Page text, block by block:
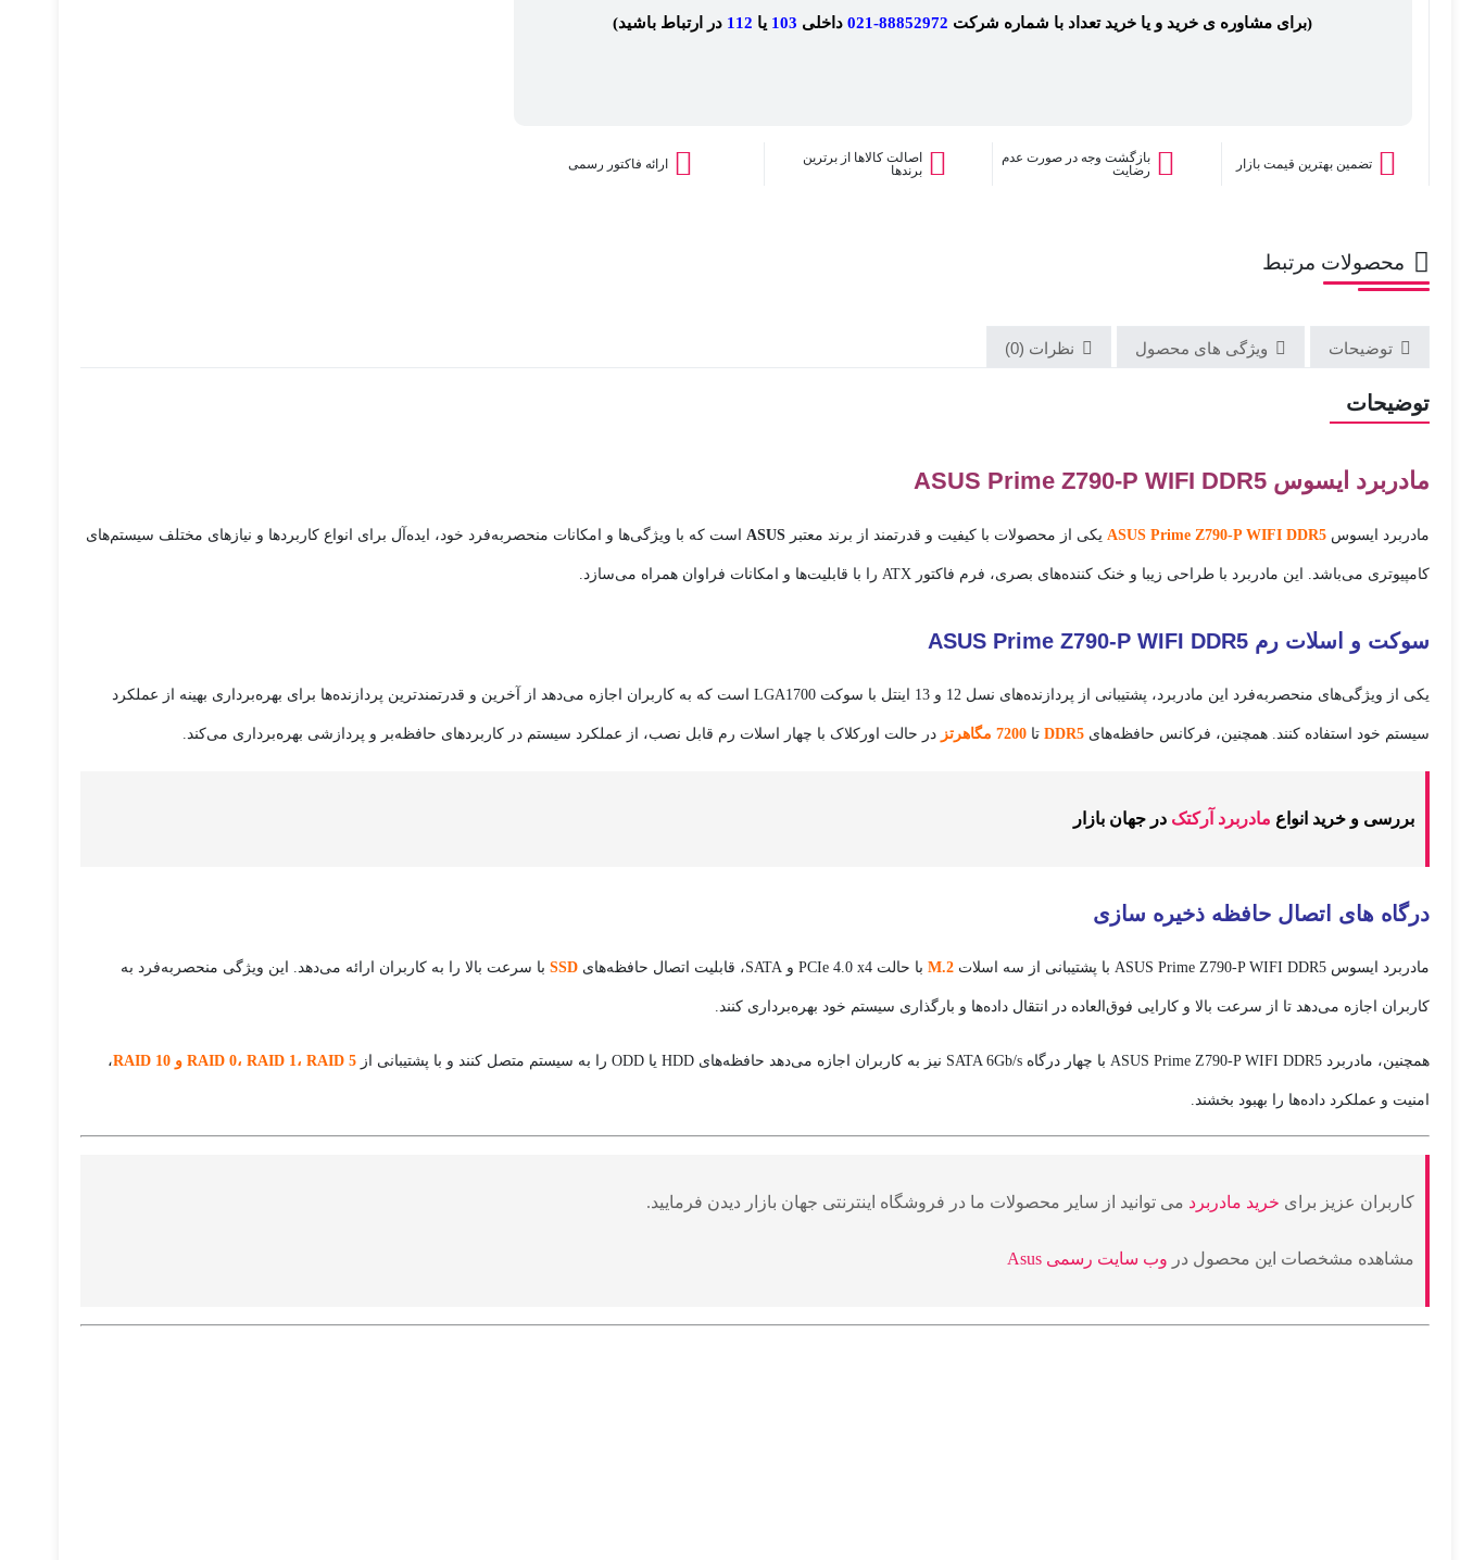
(برای مشاوره ی خرید و یا خرید تعداد با شماره شرکت 88852972-021 داخلی 103 یا 112 در ارتباط باشید)
تضمین بهترین قیمت بازار
بازگشت وجه در صورت عدم
رضایت
اصالت کالاها از برترین
برندها
ارائه فاکتور رسمی
محصولات مرتبط
توضیحات ویژگی های محصول نظرات (0)
توضیحات
مادربرد ایسوس ASUS Prime Z790-P WIFI DDR5
مادربرد ایسوس ASUS Prime Z790-P WIFI DDR5 یکی از محصولات با کیفیت و قدرتمند از برند معتبر ASUS است که با ویژگی‌ها و امکانات منحصربه‌فرد خود، ایده‌آل برای انواع کاربردها و نیازهای مختلف سیستم‌های
کامپیوتری می‌باشد. این مادربرد با طراحی زیبا و خنک کننده‌های بصری، فرم فاکتور ATX را با قابلیت‌ها و امکانات فراوان همراه می‌سازد.
سوکت و اسلات رم ASUS Prime Z790-P WIFI DDR5
یکی از ویژگی‌های منحصربه‌فرد این مادربرد، پشتیبانی از پردازنده‌های نسل 12 و 13 اینتل با سوکت LGA1700 است که به کاربران اجازه می‌دهد از آخرین و قدرتمندترین پردازنده‌ها برای بهره‌برداری بهینه از عملکرد
سیستم خود استفاده کنند. همچنین، فرکانس حافظه‌های DDR5 تا 7200 مگاهرتز در حالت اورکلاک با چهار اسلات رم قابل نصب، از عملکرد سیستم در کاربردهای حافظه‌بر و پردازشی بهره‌برداری می‌کند.
بررسی و خرید انواع مادربرد آرکتک در جهان بازار
درگاه های اتصال حافظه ذخیره سازی
مادربرد ایسوس ASUS Prime Z790-P WIFI DDR5 با پشتیبانی از سه اسلات M.2 با حالت PCIe 4.0 x4 و SATA، قابلیت اتصال حافظه‌های SSD با سرعت بالا را به کاربران ارائه می‌دهد. این ویژگی منحصربه‌فرد به
کاربران اجازه می‌دهد تا از سرعت بالا و کارایی فوق‌العاده در انتقال داده‌ها و بارگذاری سیستم خود بهره‌برداری کنند.
همچنین، مادربرد ASUS Prime Z790-P WIFI DDR5 با چهار درگاه SATA 6Gb/s نیز به کاربران اجازه می‌دهد حافظه‌های HDD یا ODD را به سیستم متصل کنند و با پشتیبانی از ،
امنیت و عملکرد داده‌ها را بهبود بخشند.
کاربران عزیز برای خرید مادربرد می توانید از سایر محصولات ما در فروشگاه اینترنتی جهان بازار دیدن فرمایید.
مشاهده مشخصات این محصول در وب سایت رسمی Asus